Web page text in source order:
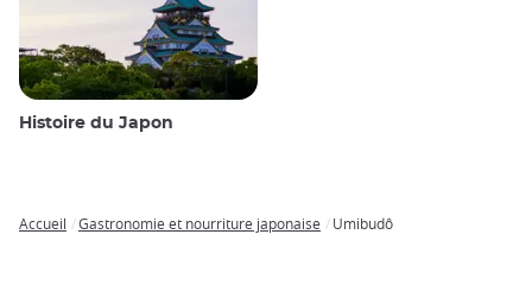
Histoire du Japon
Accueil Gastronomie et nourriture japonaise Umibudô